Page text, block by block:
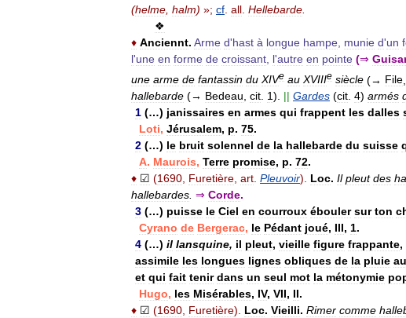
(helme halm) »; cf all Hellebarde
❖
♦ Anciennt. Arme d'hast à longue hampe munie d'un
l'une en forme de croissant l'autre en pointe (⇒
une arme de fantassin du XIVe au XVIIIe siècle (→ File
hallebarde (→ Bedeau, cit. 1). || Gardes (cit. 4) armés
1 (…) janissaires en armes qui frappent les dalles
Loti, Jérusalem, p. 75.
2 (…) le bruit solennel de la hallebarde du suisse
A. Maurois, Terre promise, p. 72.
♦ ☑ (1690, Furetière, art. Pleuvoir). Loc. Il pleut des
hallebardes. ⇒ Corde.
3 (…) puisse le Ciel en courroux ébouler sur ton
Cyrano de Bergerac, le Pédant joué, III, 1.
4 (…) il lansquine, il pleut, vieille figure frappante,
assimile les longues lignes obliques de la pluie
et qui fait tenir dans un seul mot la métonymie
Hugo, les Misérables, IV, VII, II.
♦ ☑ (1690, Furetière). Loc. Vieilli. Rimer comme